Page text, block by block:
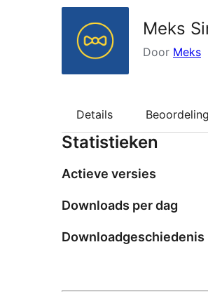
Meks
Door Meks
Details
Statistieken
Actieve versies
Downloads per dag
Downloadgeschiedenis